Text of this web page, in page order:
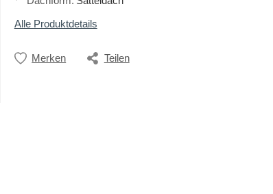
Alle Produktdetails
Merken Teilen